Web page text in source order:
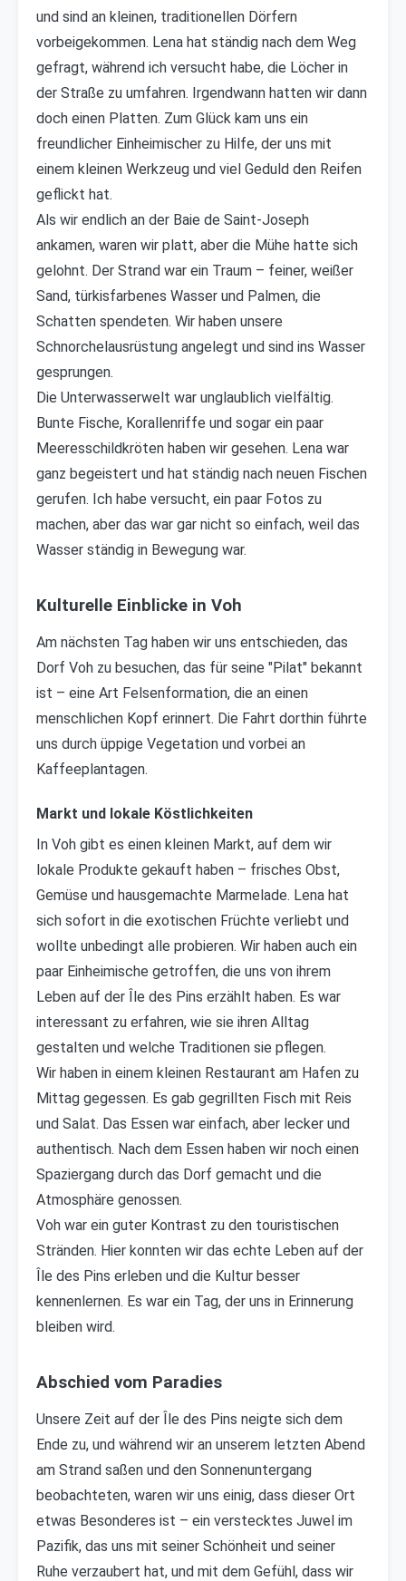
und sind an kleinen, traditionellen Dörfern
vorbeigekommen. Lena hat ständig nach dem Weg
gefragt, während ich versucht habe, die Löcher in
der Straße zu umfahren. Irgendwann hatten wir dann
doch einen Platten. Zum Glück kam uns ein
freundlicher Einheimischer zu Hilfe, der uns mit
einem kleinen Werkzeug und viel Geduld den Reifen
geflickt hat.
Als wir endlich an der Baie de Saint-Joseph
ankamen, waren wir platt, aber die Mühe hatte sich
gelohnt. Der Strand war ein Traum – feiner, weißer
Sand, türkisfarbenes Wasser und Palmen, die
Schatten spendeten. Wir haben unsere
Schnorchelausrüstung angelegt und sind ins Wasser
gesprungen.
Die Unterwasserwelt war unglaublich vielfältig.
Bunte Fische, Korallenriffe und sogar ein paar
Meeresschildkröten haben wir gesehen. Lena war
ganz begeistert und hat ständig nach neuen Fischen
gerufen. Ich habe versucht, ein paar Fotos zu
machen, aber das war gar nicht so einfach, weil das
Wasser ständig in Bewegung war.
Kulturelle Einblicke in Voh
Am nächsten Tag haben wir uns entschieden, das
Dorf Voh zu besuchen, das für seine "Pilat" bekannt
ist – eine Art Felsenformation, die an einen
menschlichen Kopf erinnert. Die Fahrt dorthin führte
uns durch üppige Vegetation und vorbei an
Kaffeeplantagen.
Markt und lokale Köstlichkeiten
In Voh gibt es einen kleinen Markt, auf dem wir
lokale Produkte gekauft haben – frisches Obst,
Gemüse und hausgemachte Marmelade. Lena hat
sich sofort in die exotischen Früchte verliebt und
wollte unbedingt alle probieren. Wir haben auch ein
paar Einheimische getroffen, die uns von ihrem
Leben auf der Île des Pins erzählt haben. Es war
interessant zu erfahren, wie sie ihren Alltag
gestalten und welche Traditionen sie pflegen.
Wir haben in einem kleinen Restaurant am Hafen zu
Mittag gegessen. Es gab gegrillten Fisch mit Reis
und Salat. Das Essen war einfach, aber lecker und
authentisch. Nach dem Essen haben wir noch einen
Spaziergang durch das Dorf gemacht und die
Atmosphäre genossen.
Voh war ein guter Kontrast zu den touristischen
Stränden. Hier konnten wir das echte Leben auf der
Île des Pins erleben und die Kultur besser
kennenlernen. Es war ein Tag, der uns in Erinnerung
bleiben wird.
Abschied vom Paradies
Unsere Zeit auf der Île des Pins neigte sich dem
Ende zu, und während wir an unserem letzten Abend
am Strand saßen und den Sonnenuntergang
beobachteten, waren wir uns einig, dass dieser Ort
etwas Besonderes ist – ein verstecktes Juwel im
Pazifik, das uns mit seiner Schönheit und seiner
Ruhe verzaubert hat, und mit dem Gefühl, dass wir